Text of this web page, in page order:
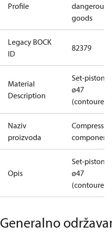
Profile
dangerous
goods
Legacy BOCK
ID
82379
Material
Description
Set-piston
ø47
(contoured)
Naziv
proizvoda
Compression
component
Opis
Set-piston
ø47
(contoured)
Generalno